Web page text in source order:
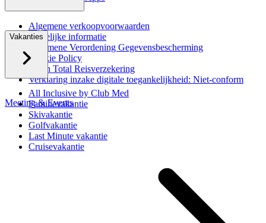
Algemene verkoopvoorwaarden
Wettelijke informatie
Algemene Verordening Gegevensbescherming
Cookie Policy
Ecran Total Reisverzekering
Verklaring inzake digitale toegankelijkheid: Niet-conform
Vakanties
All Inclusive by Club Med
Familievakantie
Skivakantie
Golfvakantie
Last Minute vakantie
Cruisevakantie
Meeting & Events